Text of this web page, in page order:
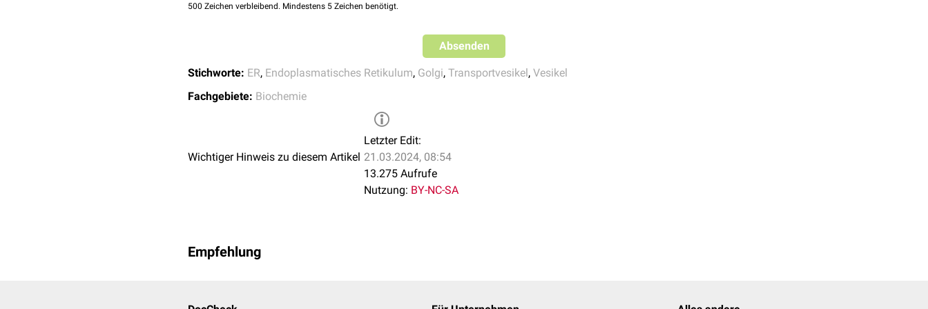
Sec31
Isoformen:
verschmelzen kann.
500 Zeichen verbleibend. Mindestens 5 Zeichen benötigt.
Absenden
Stichworte: ER, Endoplasmatisches Retikulum, Golgi, Transportvesikel, Vesikel
Fachgebiete: Biochemie
Wichtiger Hinweis zu diesem Artikel
Letzter Edit:
21.03.2024, 08:54
13.275 Aufrufe
Nutzung: BY-NC-SA
Empfehlung